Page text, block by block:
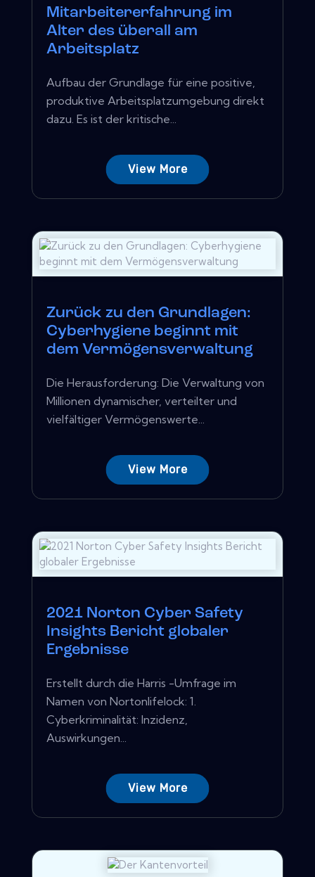
Mitarbeitererfahrung im
Alter des überall am
Arbeitsplatz
Aufbau der Grundlage für eine positive,
produktive Arbeitsplatzumgebung direkt
dazu. Es ist der kritische...
View More
Zurück zu den Grundlagen:
Cyberhygiene beginnt mit
dem Vermögensverwaltung
Die Herausforderung: Die Verwaltung von
Millionen dynamischer, verteilter und
vielfältiger Vermögenswerte...
View More
2021 Norton Cyber ​​Safety
Insights Bericht globaler
Ergebnisse
Erstellt durch die Harris -Umfrage im
Namen von Nortonlifelock: 1.
Cyberkriminalität: Inzidenz,
Auswirkungen...
View More